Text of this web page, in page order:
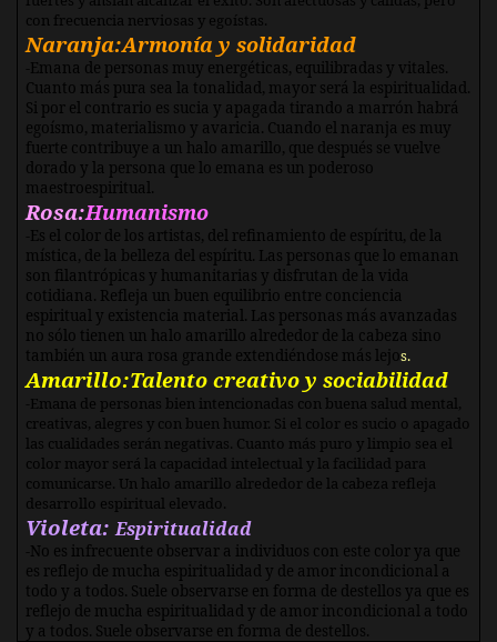
con frecuencia nerviosas y egoístas.
Naranja:Armonía y solidaridad
-Emana de personas muy energéticas, equilibradas y vitales.
Cuanto más pura sea la tonalidad, mayor será la espiritualidad.
Si por el contrario es sucia y apagada tirando a marrón habrá
egoísmo, materialismo y avaricia. Cuando el naranja es muy
fuerte contribuye a un halo amarillo, que después se vuelve
dorado y la persona que lo emana es un poderoso
maestroespiritual.
Rosa:Humanismo
-Es el color de los artistas, del refinamiento de espíritu, de la
mística, de la belleza del espíritu. Las personas que lo emanan
son filantrópicas y humanitarias y disfrutan de la vida
cotidiana. Refleja un buen equilibrio entre conciencia
espiritual y existencia material. Las personas más avanzadas
no sólo tienen un halo amarillo alrededor de la cabeza sino
también un aura rosa grande extendiéndose más lejos.
Amarillo:Talento creativo y sociabilidad
-Emana de personas bien intencionadas con buena salud mental,
creativas, alegres y con buen humor. Si el color es sucio o apagado
las cualidades serán negativas. Cuanto más puro y limpio sea el
color mayor será la capacidad intelectual y la facilidad para
comunicarse. Un halo amarillo alrededor de la cabeza refleja
desarrollo espiritual elevado.
Violeta:Espiritualidad
-No es infrecuente observar a individuos con este color ya que
es reflejo de mucha espiritualidad y de amor incondicional a
todo y a todos. Suele observarse en forma de destellos ya que es
reflejo de mucha espiritualidad y de amor incondicional a todo
y a todos. Suele observarse en forma de destellos.